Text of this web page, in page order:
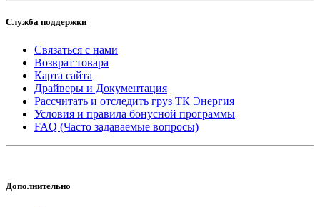
Служба поддержки
Связаться с нами
Возврат товара
Карта сайта
Драйверы и Документация
Рассчитать и отследить груз ТК Энергия
Условия и правила бонусной программы
FAQ (Часто задаваемые вопросы)
Дополнительно